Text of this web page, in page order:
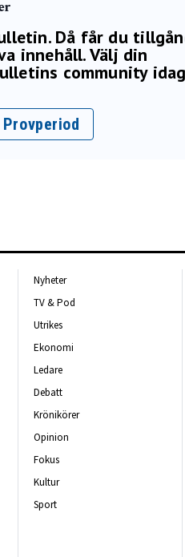
Då får du
innehåll. Välj din
community
Nyheter
TV & Pod
Utrikes
Ekonomi
Ledare
Debatt
Krönikörer
Opinion
Fokus
Kultur
Sport